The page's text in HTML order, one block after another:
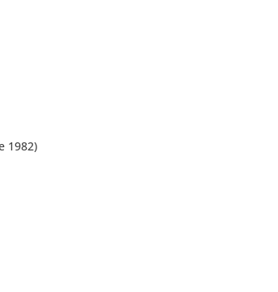
1982)